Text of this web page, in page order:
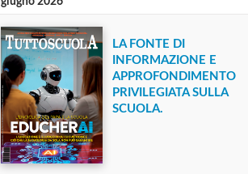
LA FONTE DI
INFORMAZIONE E
APPROFONDIMENTO
PRIVILEGIATA SULLA
SCUOLA.